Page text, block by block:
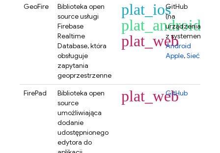
GeoFire
Biblioteka open
source usługi
Firebase
Realtime
Database, która
obsługuje
zapytania
geoprzestrzenne
plat_ios
plat_android
plat_web
GitHub
(na
urządzeniach
z systemem
Android
Apple,Sieć)
FirePad
Biblioteka open
source
umożliwiająca
dodanie
udostępnionego
edytora do
plat_web
GitHub